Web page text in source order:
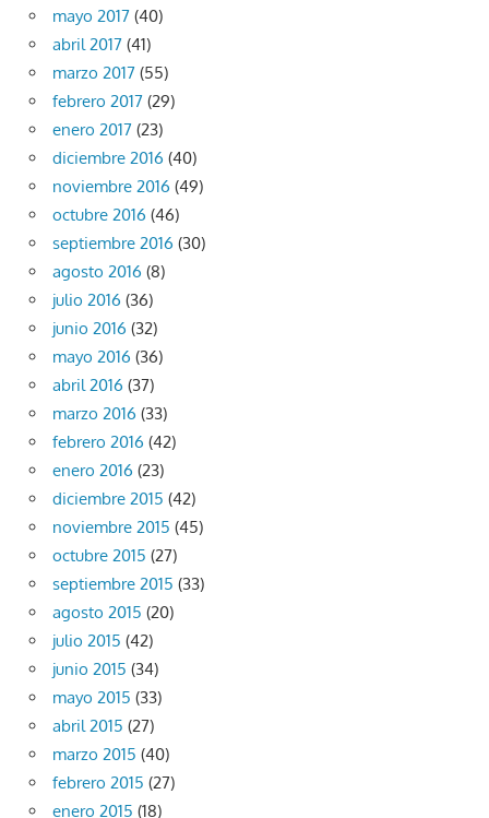
mayo 2017 (40)
abril 2017 (41)
marzo 2017 (55)
febrero 2017 (29)
enero 2017 (23)
diciembre 2016 (40)
noviembre 2016 (49)
octubre 2016 (46)
septiembre 2016 (30)
agosto 2016 (8)
julio 2016 (36)
junio 2016 (32)
mayo 2016 (36)
abril 2016 (37)
marzo 2016 (33)
febrero 2016 (42)
enero 2016 (23)
diciembre 2015 (42)
noviembre 2015 (45)
octubre 2015 (27)
septiembre 2015 (33)
agosto 2015 (20)
julio 2015 (42)
junio 2015 (34)
mayo 2015 (33)
abril 2015 (27)
marzo 2015 (40)
febrero 2015 (27)
enero 2015 (18)